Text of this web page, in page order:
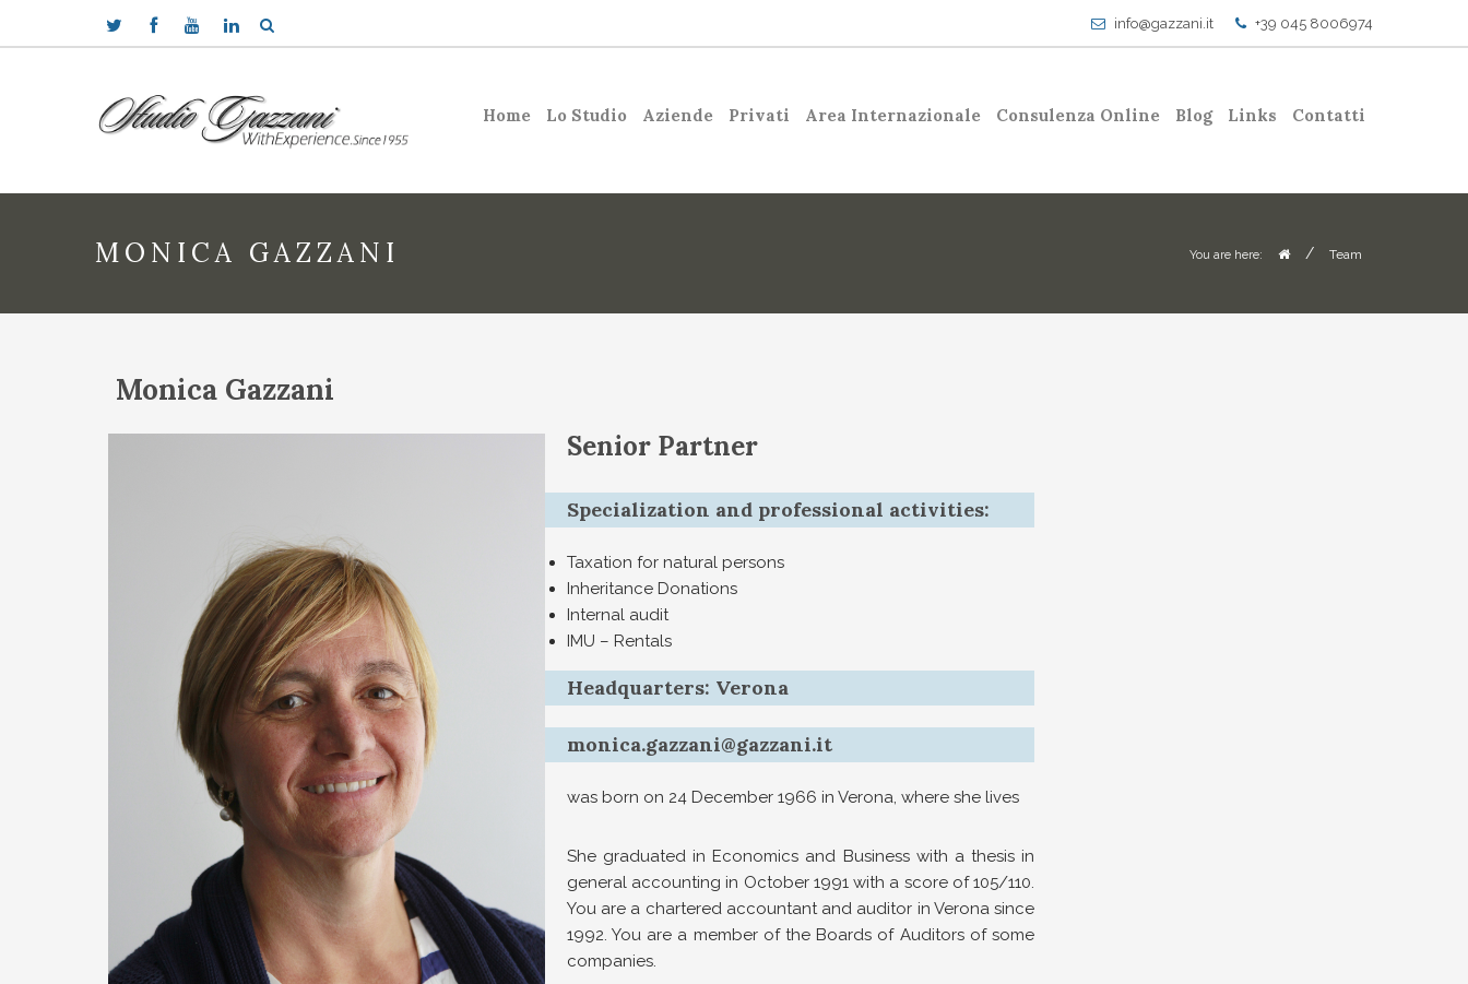
info@gazzani.it +39 045 8006974
Home Lo Studio Aziende Privati Area Internazionale Consulenza Online Blog Links Contatti
MONICA GAZZANI You are here: / Team
Monica Gazzani
Senior Partner
Specialization and professional activities:
Taxation for natural persons
Inheritance Donations
Internal audit
IMU – Rentals
Headquarters: Verona
monica.gazzani@gazzani.it
was born on 24 December 1966 in Verona, where she lives
She graduated in Economics and Business with a thesis in
general accounting in October 1991 with a score of 105/110.
You are a chartered accountant and auditor in Verona since
1992. You are a member of the Boards of Auditors of some
companies.